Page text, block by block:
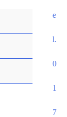
e
l.
0
1
7